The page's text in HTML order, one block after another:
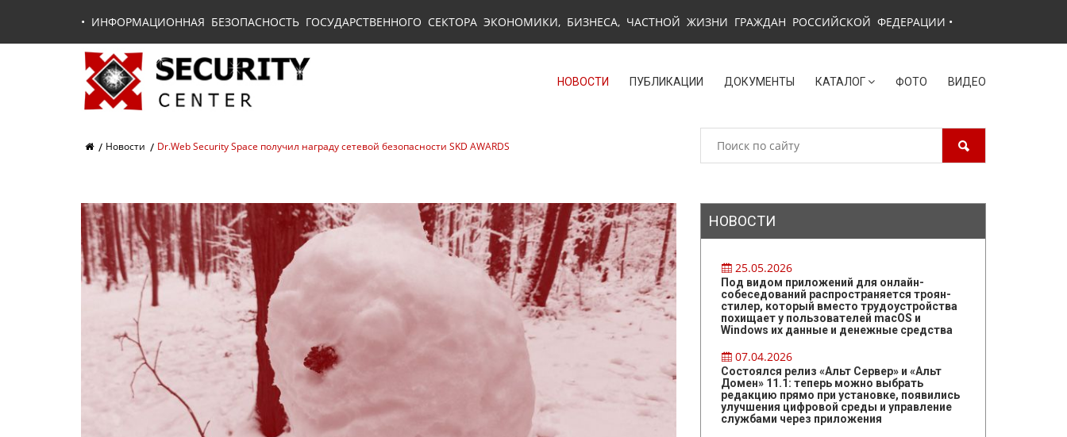
• ИНФОРМАЦИОННАЯ БЕЗОПАСНОСТЬ ГОСУДАРСТВЕННОГО СЕКТОРА ЭКОНОМИКИ, БИЗНЕСА, ЧАСТНОЙ ЖИЗНИ ГРАЖДАН РОССИЙСКОЙ ФЕДЕРАЦИИ •
НОВОСТИ ПУБЛИКАЦИИ ДОКУМЕНТЫ КАТАЛОГ ФОТО ВИДЕО
Новости Dr.Web Security Space получил награду сетевой безопасности SKD AWARDS
НОВОСТИ
25.05.2026
Под видом приложений для онлайн-
собеседований распространяется троян-
стилер, который вместо трудоустройства
похищает у пользователей macOS и
Windows их данные и денежные средства
07.04.2026
Состоялся релиз «Альт Сервер» и «Альт
Домен» 11.1: теперь можно выбрать
редакцию прямо при установке, появились
улучшения цифровой среды и управление
службами через приложения